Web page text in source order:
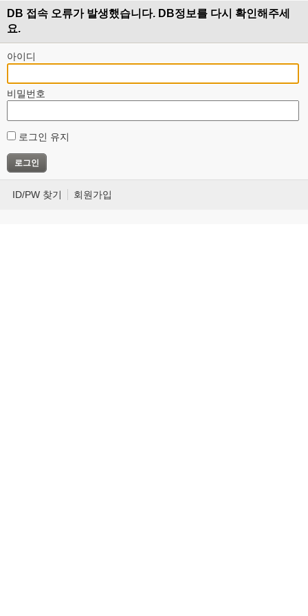
DB 접속 오류가 발생했습니다. DB정보를 다시 확인해주세
요.
아이디
비밀번호
로그인 유지
ID/PW 찾기 회원가입